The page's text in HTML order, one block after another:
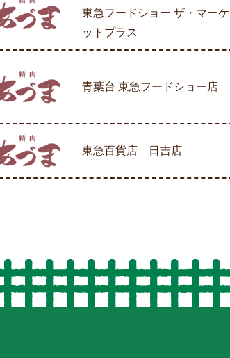
東急フードショー ザ・マーケ
ットプラス
青葉台 東急フードショー店
東急百貨店 日吉店